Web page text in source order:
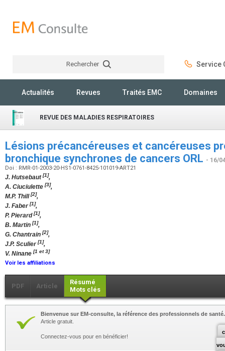
Rechercher Service
Actualités Revues Traités EMC Domaines
REVUE DES MALADIES RESPIRATOIRES
Lésions précancéreuses et cancéreuses
bronchique synchrones de cancers ORL - 16/
Doi : RMR-01-2003-20-HS1-0761-8425-101019-ART21
J. Hutsebaut[1],
A. Ciuciulette [3],
M.P. Thill[2],
J. Faber[1],
P. Pierard[1],
B. Martin [1],
G. Chantrain [2],
J.P. Sculier[1],
V. Ninane [1 et 3]
Voir les affiliations
PDF Article
Résumé
Mots clés
Bienvenue sur EM-consulte, la référence des professionnels de santé.
Article gratuit.
Connectez-vous pour en bénéficier!